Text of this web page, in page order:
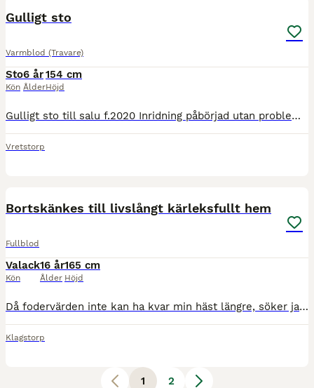
Gulligt sto
Varmblod (Travare)
Sto
Kön
6 år
Ålder
154 cm
Höjd
Gulligt sto till salu f.2020 Inridning påbörjad utan problem Campoamor är mycket klok o tar instruktionerna bra. Vaccinerad, avmaskad o tandraspning regelbundet gjord. Pm vid intresse.
Vretstorp
Bortskänkes till livslångt kärleksfullt hem
Fullblod
Valack
Kön
16 år
Ålder
165 cm
Höjd
Då fodervärden inte kan ha kvar min häst längre, söker jag nu ett nytt hem åt honom för sista gången. Jag har haft honom i 11 år och han har varit världens bästa sällskap till mina unghästar. Han har
Klagstorp
1 2